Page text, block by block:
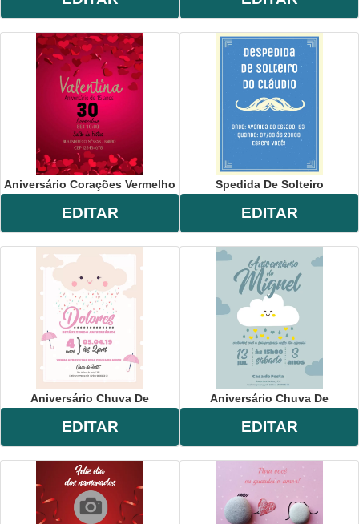
Aniversário Corações Vermelho
EDITAR
Spedida De Solteiro
EDITAR
Aniversário Chuva De
EDITAR
Aniversário Chuva De
EDITAR